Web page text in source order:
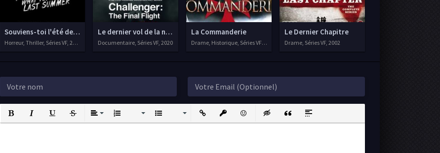
Souviens-toi l'été dernier
Horreur, Thriller, Séries VF, 2021
Le dernier vol de la navette Challenger
Documentaire, Séries VF, 2020
La Commanderie
Drame, Historique, Séries VF, 2010
Le Dernier Chapitre
Drame, Séries VF, 2002
Bold Italic UnderlineStrikethrough
AlignOrdered List Unordered ListInsert LinkInsert protected link
EmoticonsInsert hidden text
Insert QuoteInsert spoiler